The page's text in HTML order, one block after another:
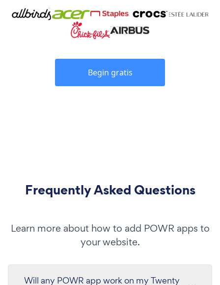
Begin gratis
Frequently Asked Questions
Learn more about how to add POWR apps to
your website.
Will any POWR app work on my Twenty